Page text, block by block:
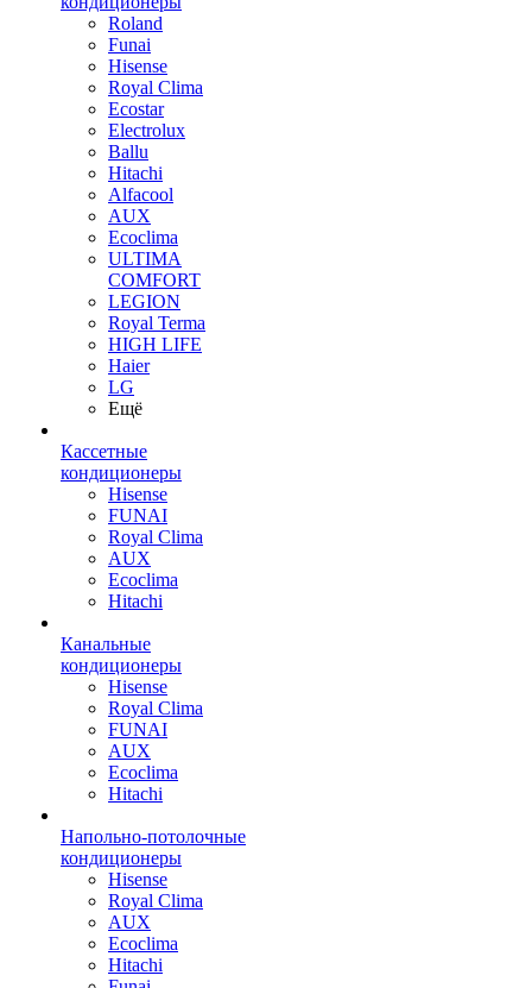
Roland
Funai
Hisense
Royal Clima
Ecostar
Electrolux
Ballu
Hitachi
Alfacool
AUX
Ecoclima
ULTIMA
COMFORT
LEGION
Royal Terma
HIGH LIFE
Haier
LG
Ещё
Кассетные
кондиционеры
Hisense
FUNAI
Royal Clima
AUX
Ecoclima
Hitachi
Канальные
кондиционеры
Hisense
Royal Clima
FUNAI
AUX
Ecoclima
Hitachi
Напольно-потолочные
кондиционеры
Hisense
Royal Clima
AUX
Ecoclima
Hitachi